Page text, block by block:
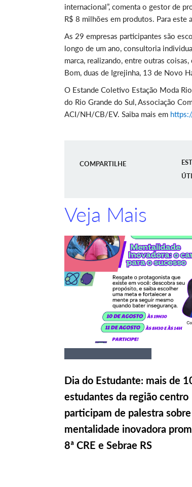
internacional”, comenta o gestor de
R$ 8 milhões em produtos. Para este
As 29 empresas participantes são
longo de um ano, consultoria
marca, realizando, entre outras
Bom, duas de Igrejinha, 13 de Novo
O Estande Coletivo Estação Moda
do Rio Grande do Sul, Associação
ACI/NH/CB/EV. Saiba mais em
COMPARTILHE
Veja Mais
Dia do Estudante: mais de
estudantes da região centro
participam de palestra sobre
mentalidade inovadora
8ª CRE e Sebrae RS